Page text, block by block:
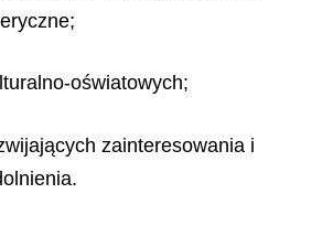
oświatowych;
zainteresowania i